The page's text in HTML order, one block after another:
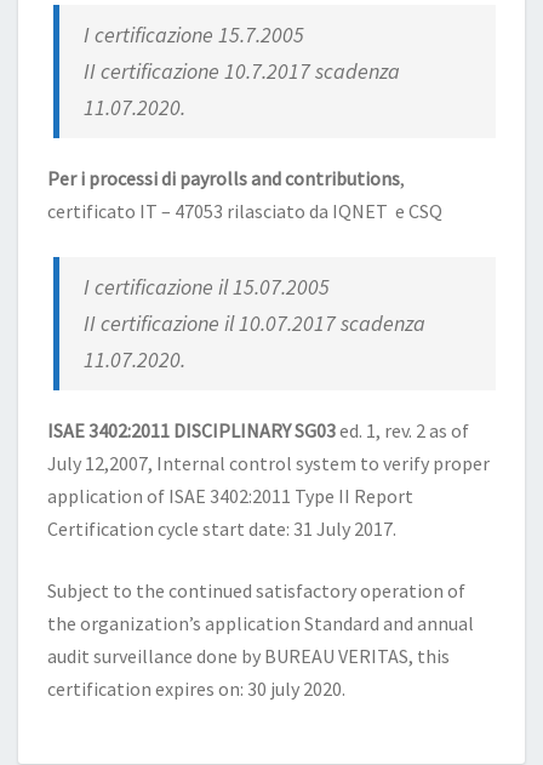
I certificazione 15.7.2005
II certificazione 10.7.2017 scadenza
11.07.2020.
Per i processi di payrolls and contributions,
certificato IT – 47053 rilasciato da IQNET e CSQ
I certificazione il 15.07.2005
II certificazione il 10.07.2017 scadenza
11.07.2020.
ISAE 3402:2011 DISCIPLINARY SG03ed. 1, rev. 2 as of
July 12,2007, Internal control system to verify proper
application of ISAE 3402:2011 Type II Report
Certification cycle start date: 31 July 2017.
Subject to the continued satisfactory operation of
the organization’s application Standard and annual
audit surveillance done by BUREAU VERITAS, this
certification expires on: 30 july 2020.